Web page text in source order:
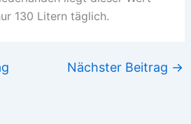
130 Litern täglich.
Nächster Beitrag →